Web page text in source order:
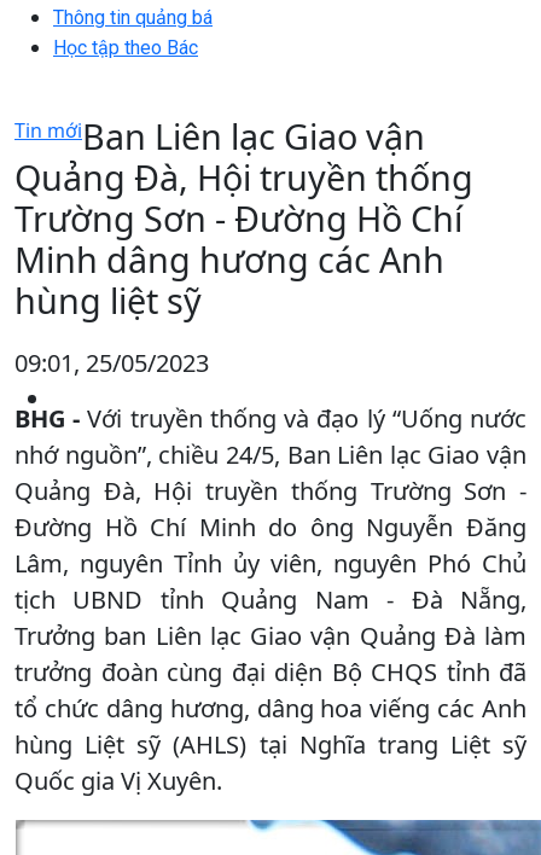
Thông tin quảng bá
Học tập theo Bác
Tin mớiBan Liên lạc Giao vận
Quảng Đà, Hội truyền thống
Trường Sơn - Đường Hồ Chí
Minh dâng hương các Anh
hùng liệt sỹ
09:01, 25/05/2023
BHG -Với truyền thống và đạo lý “Uống nước
nhớ nguồn”, chiều 24/5, Ban Liên lạc Giao vận
Quảng Đà, Hội truyền thống Trường Sơn -
Đường Hồ Chí Minh do ông Nguyễn Đăng
Lâm, nguyên Tỉnh ủy viên, nguyên Phó Chủ
tịch UBND tỉnh Quảng Nam - Đà Nẵng,
Trưởng ban Liên lạc Giao vận Quảng Đà làm
trưởng đoàn cùng đại diện Bộ CHQS tỉnh đã
tổ chức dâng hương, dâng hoa viếng các Anh
hùng Liệt sỹ (AHLS) tại Nghĩa trang Liệt sỹ
Quốc gia Vị Xuyên.